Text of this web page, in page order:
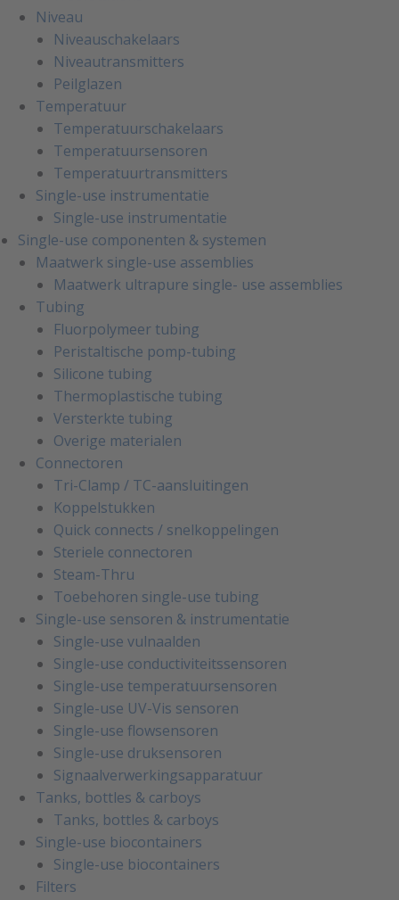
Niveau
Niveauschakelaars
Niveautransmitters
Peilglazen
Temperatuur
Temperatuurschakelaars
Temperatuursensoren
Temperatuurtransmitters
Single-use instrumentatie
Single-use instrumentatie
Single-use componenten & systemen
Maatwerk single-use assemblies
Maatwerk ultrapure single- use assemblies
Tubing
Fluorpolymeer tubing
Peristaltische pomp-tubing
Silicone tubing
Thermoplastische tubing
Versterkte tubing
Overige materialen
Connectoren
Tri-Clamp / TC-aansluitingen
Koppelstukken
Quick connects / snelkoppelingen
Steriele connectoren
Steam-Thru
Toebehoren single-use tubing
Single-use sensoren & instrumentatie
Single-use vulnaalden
Single-use conductiviteitssensoren
Single-use temperatuursensoren
Single-use UV-Vis sensoren
Single-use flowsensoren
Single-use druksensoren
Signaalverwerkingsapparatuur
Tanks, bottles & carboys
Tanks, bottles & carboys
Single-use biocontainers
Single-use biocontainers
Filters